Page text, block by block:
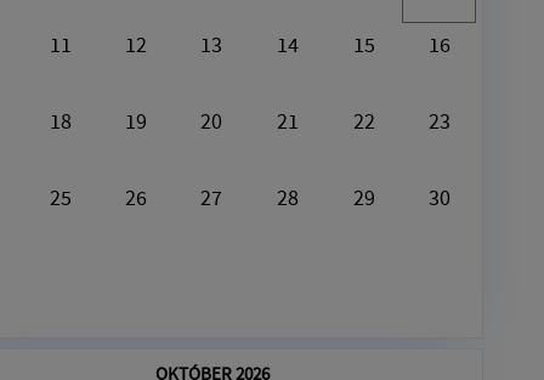
11 12 13 14 15 16
18 19 20 21 22 23
25 26 27 28 29 30
OKTÓBER 2026